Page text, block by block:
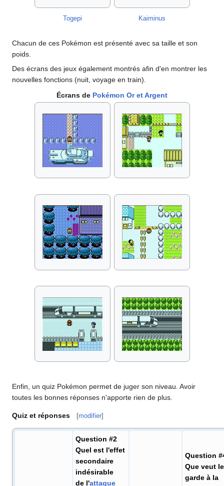
Togepi Kaiminus
Chacun de ces Pokémon est présenté avec sa taille et son
poids.
Des écrans des jeux également montrés afin d'en montrer les
nouvelles fonctions (nuit, voyage en train).
Écrans de Pokémon Or et Argent
Enfin, un quiz Pokémon permet de juger son niveau. Avoir
toutes les bonnes réponses n'apporte rien de plus.
Quiz et réponses [modifier]
Question #2
Quel est l'effet
secondaire
indésirable
de l'attaque
Question
Que veut le
garde à la